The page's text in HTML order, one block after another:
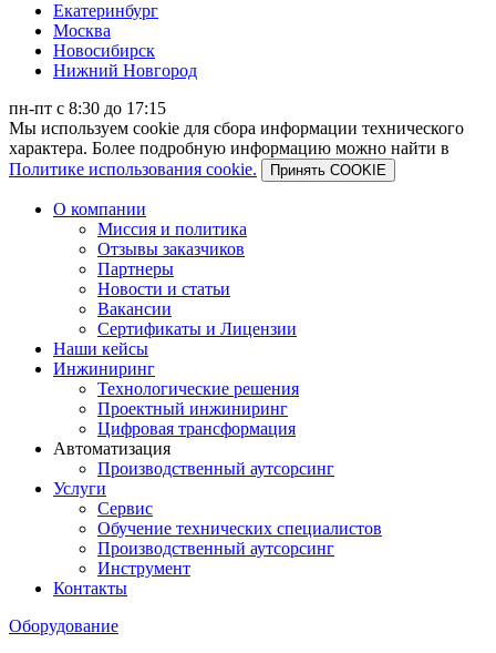
Екатеринбург
Москва
Новосибирск
Нижний Новгород
пн-пт с 8:30 до 17:15
Мы используем cookie для сбора информации технического
характера. Более подробную информацию можно найти в
Политике использования cookie.
Принять COOKIE
О компании
Миссия и политика
Отзывы заказчиков
Партнеры
Новости и статьи
Вакансии
Сертификаты и Лицензии
Наши кейсы
Инжиниринг
Технологические решения
Проектный инжиниринг
Цифровая трансформация
Автоматизация
Производственный аутсорсинг
Услуги
Сервис
Обучение технических специалистов
Производственный аутсорсинг
Инструмент
Контакты
Оборудование